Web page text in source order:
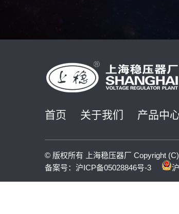
首页 关于我们 产品中
© 版权所有 上海稳压器厂 Copyright
备案号：沪ICP备05028846号-3